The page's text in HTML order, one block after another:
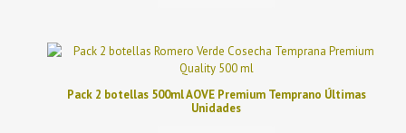
Pack 2 botellas 500ml AOVE Premium Temprano Últimas
Unidades